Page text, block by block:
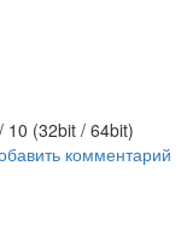
10 (32bit / 64bit)
Free
комментарий